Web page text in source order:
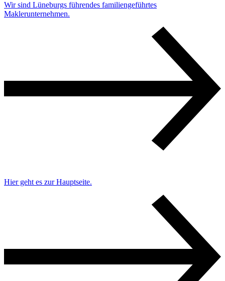
Wir sind Lüneburgs führendes familiengeführtes
Maklerunternehmen.
Hier geht es zur Hauptseite.